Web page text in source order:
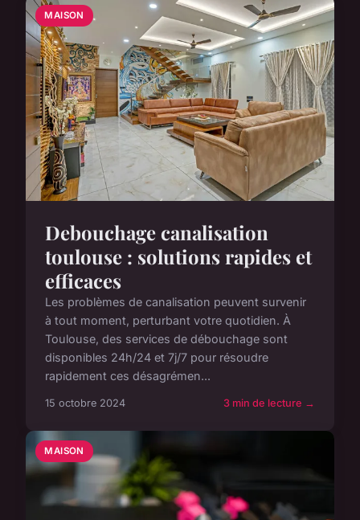
MAISON
Debouchage canalisation
toulouse : solutions rapides et
efficaces
Les problèmes de canalisation peuvent survenir
à tout moment, perturbant votre quotidien. À
Toulouse, des services de débouchage sont
disponibles 24h/24 et 7j/7 pour résoudre
rapidement ces désagrémen...
15 octobre 2024 3 min de lecture →
MAISON